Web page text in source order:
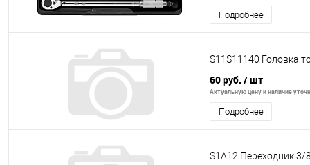
Подробнее
S11S11140 Головка
60 руб. / шт
Актуальную цену и наличие
Подробнее
S1A12 Переходник 3/